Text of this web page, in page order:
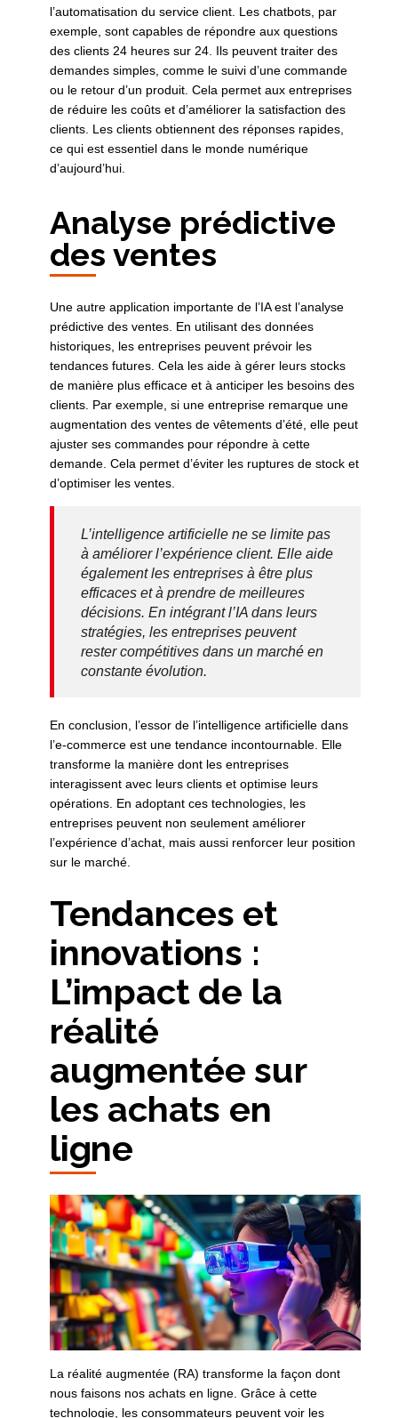
l’automatisation du service client. Les chatbots, par
exemple, sont capables de répondre aux questions
des clients 24 heures sur 24. Ils peuvent traiter des
demandes simples, comme le suivi d’une commande
ou le retour d’un produit. Cela permet aux entreprises
de réduire les coûts et d’améliorer la satisfaction des
clients. Les clients obtiennent des réponses rapides,
ce qui est essentiel dans le monde numérique
d’aujourd’hui.
Analyse prédictive
des ventes
Une autre application importante de l’IA est l’analyse
prédictive des ventes. En utilisant des données
historiques, les entreprises peuvent prévoir les
tendances futures. Cela les aide à gérer leurs stocks
de manière plus efficace et à anticiper les besoins des
clients. Par exemple, si une entreprise remarque une
augmentation des ventes de vêtements d’été, elle peut
ajuster ses commandes pour répondre à cette
demande. Cela permet d’éviter les ruptures de stock et
d’optimiser les ventes.
L’intelligence artificielle ne se limite pas
à améliorer l’expérience client. Elle aide
également les entreprises à être plus
efficaces et à prendre de meilleures
décisions. En intégrant l’IA dans leurs
stratégies, les entreprises peuvent
rester compétitives dans un marché en
constante évolution.
En conclusion, l’essor de l’intelligence artificielle dans
l’e-commerce est une tendance incontournable. Elle
transforme la manière dont les entreprises
interagissent avec leurs clients et optimise leurs
opérations. En adoptant ces technologies, les
entreprises peuvent non seulement améliorer
l’expérience d’achat, mais aussi renforcer leur position
sur le marché.
Tendances et
innovations :
L’impact de la
réalité
augmentée sur
les achats en
ligne
La réalité augmentée (RA) transforme la façon dont
nous faisons nos achats en ligne. Grâce à cette
technologie, les consommateurs peuvent voir les